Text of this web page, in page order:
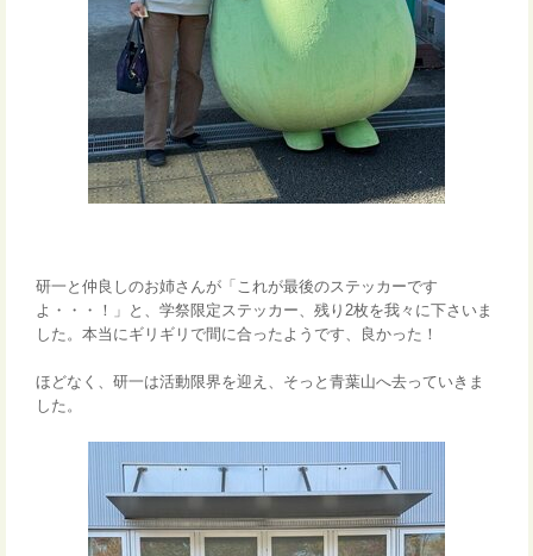
研一と仲良しのお姉さんが「これが最後のステッカーです
よ・・・！」と、学祭限定ステッカー、残り2枚を我々に下さいま
した。本当にギリギリで間に合ったようです、良かった！
ほどなく、研一は活動限界を迎え、そっと青葉山へ去っていきま
した。